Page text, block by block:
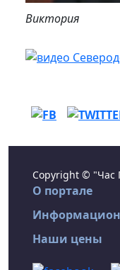
Виктория
Copyright © "Час
О портале
Наши цены